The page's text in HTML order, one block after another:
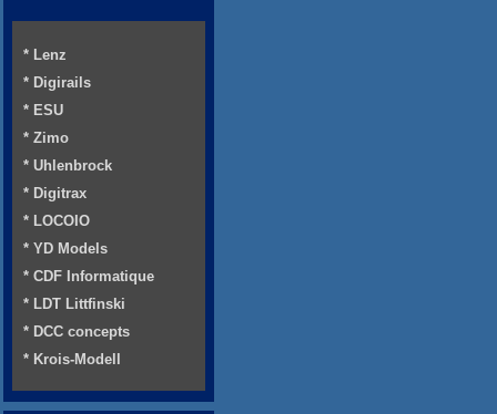
* Lenz
* Digirails
* ESU
* Zimo
* Uhlenbrock
* Digitrax
* LOCOIO
* YD Models
* CDF Informatique
* LDT Littfinski
* DCC concepts
* Krois-Modell